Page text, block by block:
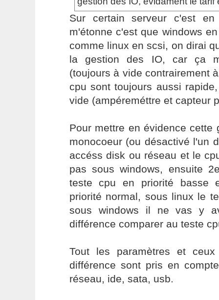
Sur certain serveur c'est
m'étonne c'est que windows
comme linux en scsi, on dirai
la gestion des IO, car ça
(toujours à vide contrairement
cpu sont toujours aussi
vide (ampéreméttre et capteur
Pour mettre en évidence cette
monocoeur (ou désactivé l'un
accéss disk ou réseau et le
pas sous windows, ensuite
teste cpu en priorité basse
priorité normal, sous linux le
sous windows il ne vas y
différence comparer au teste
Tout les paramètres et
différence sont pris en
réseau, ide, sata, usb.